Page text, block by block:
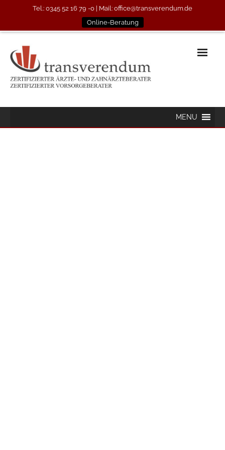
Tel.: 0345 52 16 79 -0 | Mail: office@transverendum.de
Online-Beratung
MENU